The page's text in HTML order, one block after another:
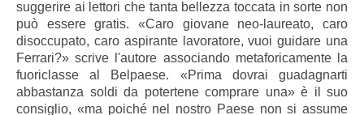
suggerire ai lettori che tanta bellezza toccata in sorte non
può essere gratis. «Caro giovane neo-laureato, caro
disoccupato, caro aspirante lavoratore, vuoi guidare una
Ferrari?» scrive l'autore associando metaforicamente la
fuoriclasse al Belpaese. «Prima dovrai guadagnarti
abbastanza soldi da potertene comprare una» è il suo
consiglio, «ma poiché nel nostro Paese non si assume